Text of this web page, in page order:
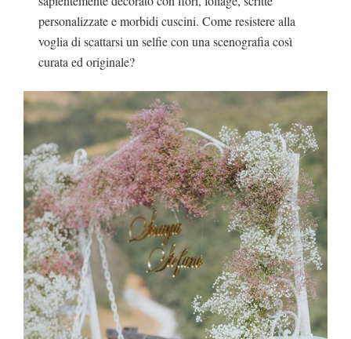
personalizzate e morbidi cuscini. Come resistere alla
voglia di scattarsi un selfie con una scenografia così
curata ed originale?